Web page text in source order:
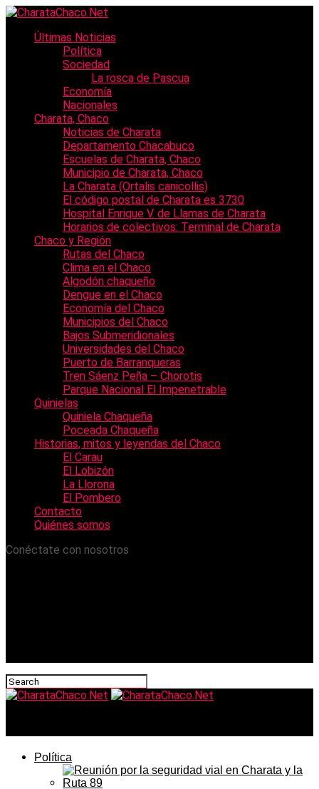
Últimas Noticias
Política
Sociedad
La rosca de Pascua
Economía
Nacionales
Charata, Chaco
Noticias de Charata
Departamento Chacabuco
Escuelas de Charata, Chaco
Municipio de Charata, Chaco
La Charata (Ortalis canicollis)
El código postal de Charata es 3730
Hospital Enrique V. de Llamas de Charata
Horarios de colectivos: Terminal de Charata
Chaco y Región
Rutas del Chaco
Clima en el Chaco
Algodón chaqueño
Dengue en el Chaco
Economía del Chaco
Municipios del Chaco
Bajos Submeridionales
Universidades del Chaco
Puerto de Barranqueras
Tren Sáenz Peña – Chorotis
Parque Nacional El Impenetrable
Quinielas
Quiniela Chaqueña
Poceada Chaqueña
Historias, mitos y leyendas del Chaco
El Carau
El Lobizón
La Llorona
El Pombero
Contacto
Quiénes somos
Conéctate con nosotros
Política